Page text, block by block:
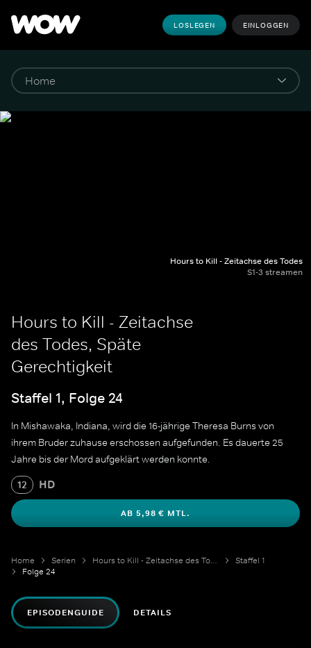
LOSLEGEN EINLOGGEN
Hours to Kill - Zeitachse des Todes
S1-3 streamen
Hours to Kill - Zeitachse
des Todes, Späte
Gerechtigkeit
Staffel 1, Folge 24
In Mishawaka, Indiana, wird die 16-jährige Theresa Burns von
ihrem Bruder zuhause erschossen aufgefunden. Es dauerte 25
Jahre bis der Mord aufgeklärt werden konnte.
12 HD
AB 5,98 € MTL.
Home Serien Hours to Kill - Zeitachse des Todes
Staffel 1
Folge 24
EPISODENGUIDE DETAILS